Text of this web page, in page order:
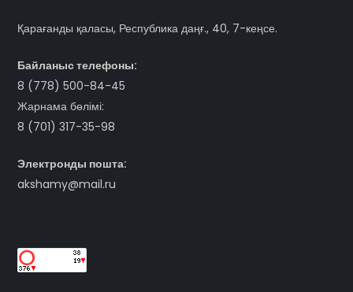
Қарағанды қаласы, Республика даңғ., 40, 7-кеңсе.
Байланыс телефоны:
8 (778) 500-84-45
Жарнама бөлімі:
8 (701) 317-35-98
Электронды пошта:
akshamy@mail.ru